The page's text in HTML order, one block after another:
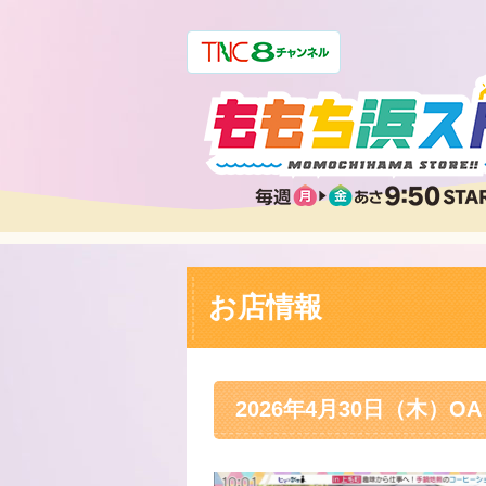
お店情報
2026年4月30日（木）OA